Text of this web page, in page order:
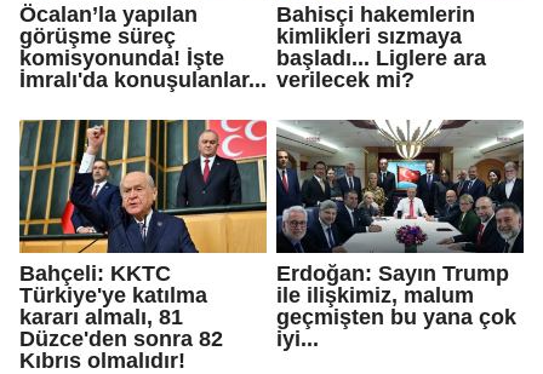
Öcalan’la yapılan
görüşme süreç
komisyonunda! İşte
İmralı'da konuşulanlar...
Bahisçi hakemlerin
kimlikleri sızmaya
başladı... Liglere ara
verilecek mi?
Bahçeli: KKTC
Türkiye'ye katılma
kararı almalı, 81
Düzce'den sonra 82
Kıbrıs olmalıdır!
Erdoğan: Sayın Trump
ile ilişkimiz, malum
geçmişten bu yana çok
iyi...